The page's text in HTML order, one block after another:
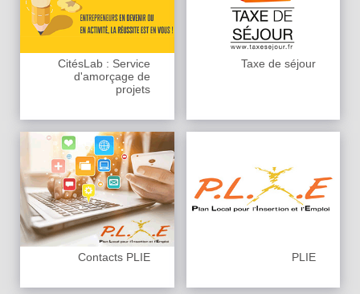
CitésLab : Service
d'amorçage de
projets
Taxe de séjour
Contacts PLIE PLIE